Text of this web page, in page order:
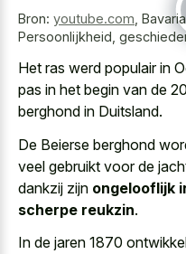
Bron: youtube.com
Persoonlijkheid,
Het ras werd populair in
pas in het begin van de
berghond in Duitsland.
De Beierse berghond
veel gebruikt voor de
dankzij zijn ongelooflijk
scherpe reukzin.
In de jaren 1870